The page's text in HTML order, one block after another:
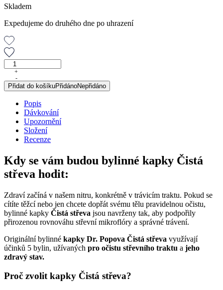
Skladem
Expedujeme do druhého dne po uhrazení
Čistá
střeva,
originální
bylinné
kapky,
množství
+
-
Přidat do košíkuPřidánoNepřidáno
Popis
Dávkování
Upozornění
Složení
Recenze
Kdy se vám budou bylinné kapky Čistá
střeva hodit:
Zdraví začíná v našem nitru, konkrétně v trávicím traktu. Pokud se
cítíte těžcí nebo jen chcete dopřát svému tělu pravidelnou očistu,
bylinné kapky Čistá střeva jsou navrženy tak, aby podpořily
přirozenou rovnováhu střevní mikroflóry a správné trávení.
Originální bylinné kapky Dr. Popova Čistá střeva využívají
účinků 5 bylin, užívaných pro očistu střevního traktu a jeho
zdravý stav.
Proč zvolit kapky Čistá střeva?